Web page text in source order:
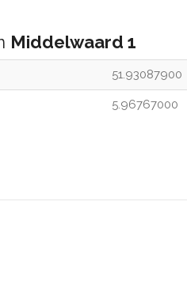
Middelwaard 1
51.93087900
5.96767000